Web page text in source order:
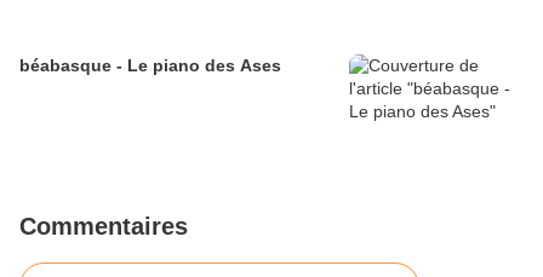
béabasque - Le piano des Ases
Commentaires